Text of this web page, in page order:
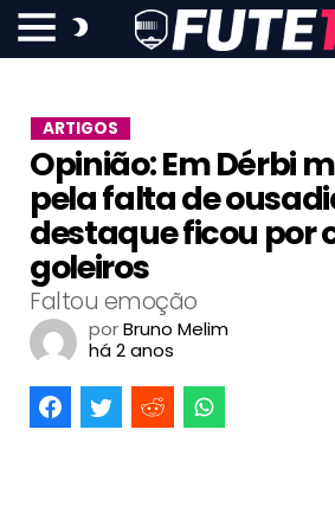
ARTIGOS
Opinião: Em Dérbi
pela falta de
destaque ficou por
goleiros
Faltou emoção
porBruno Melim
há 2 anos